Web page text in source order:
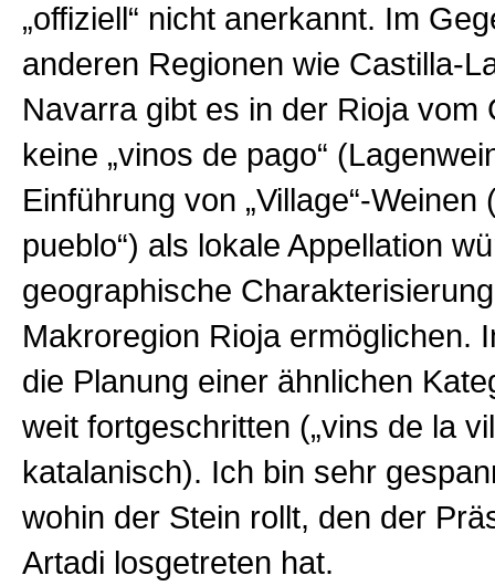
„offiziell“ nicht anerkannt. Im
anderen Regionen wie Castilla-
Navarra gibt es in der Rioja vom
keine „vinos de pago“
Einführung von „Village“-Weinen
pueblo“) als lokale Appellation
geographische
Makroregion Rioja ermöglichen.
die Planung einer ähnlichen
weit fortgeschritten („vins de la
katalanisch). Ich bin sehr
wohin der Stein rollt, den der
Artadi losgetreten hat.